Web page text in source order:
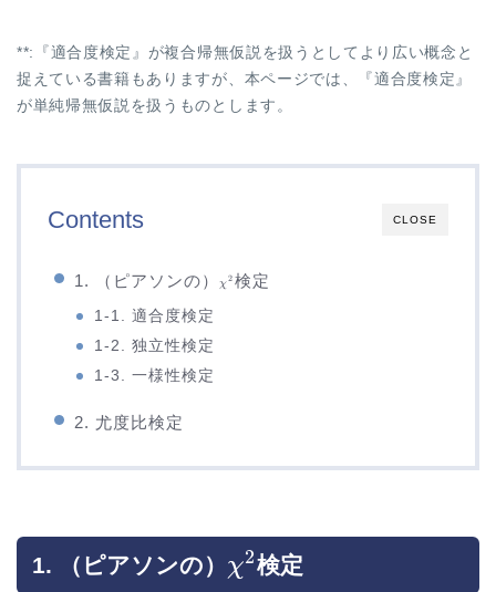
**:『適合度検定』が複合帰無仮説を扱うとしてより広い概念と
捉えている書籍もありますが、本ページでは、『適合度検定』
が単純帰無仮説を扱うものとします。
CLOSE
Contents
1. （ピアソンの） \chi^2
χ2 検定
1-1. 適合度検定
1-2. 独立性検定
1-3. 一様性検定
2. 尤度比検定
1. （ピアソンの） \chi^2
χ2検定